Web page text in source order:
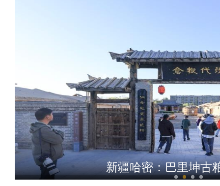
新疆哈密：巴里坤古
多国农机装备亮相新疆国